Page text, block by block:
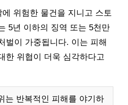
위험한 물건을 지니고 스토
5년 이하의 징역 또는 5천만
벌이 가중됩니다. 이는 피해
한 위협이 더욱 심각하다고
는 반복적인 피해를 야기하